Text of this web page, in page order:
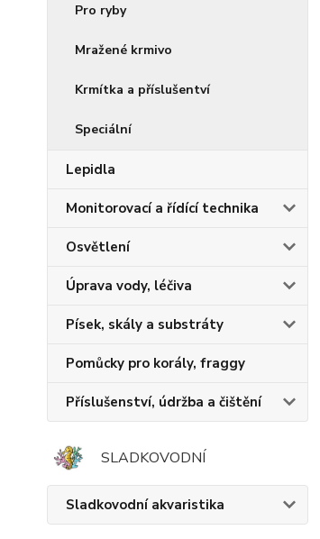
Pro ryby
Mražené krmivo
Krmítka a příslušentví
Speciální
Lepidla
Monitorovací a řídící technika
Osvětlení
Úprava vody, léčiva
Písek, skály a substráty
Pomůcky pro korály, fraggy
Příslušenství, údržba a čištění
SLADKOVODNÍ
Sladkovodní akvaristika